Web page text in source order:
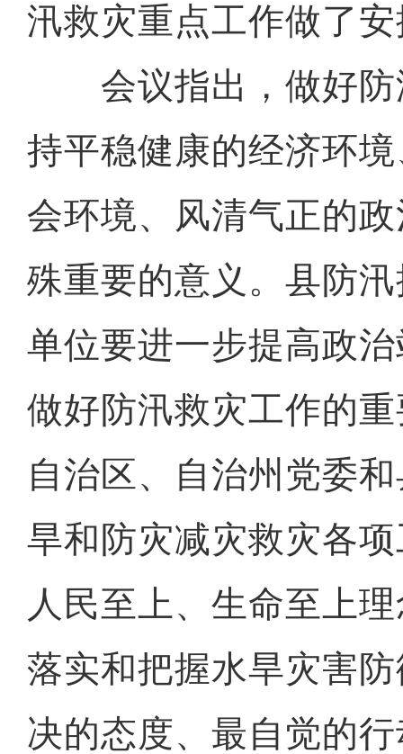
汛救灾重点工作做了
会议指出，做好防
持平稳健康的经济环
会环境、风清气正的
殊重要的意义。县防
单位要进一步提高政
做好防汛救灾工作的
自治区、自治州党委
旱和防灾减灾救灾各
人民至上、生命至上
落实和把握水旱灾害
决的态度、最自觉的